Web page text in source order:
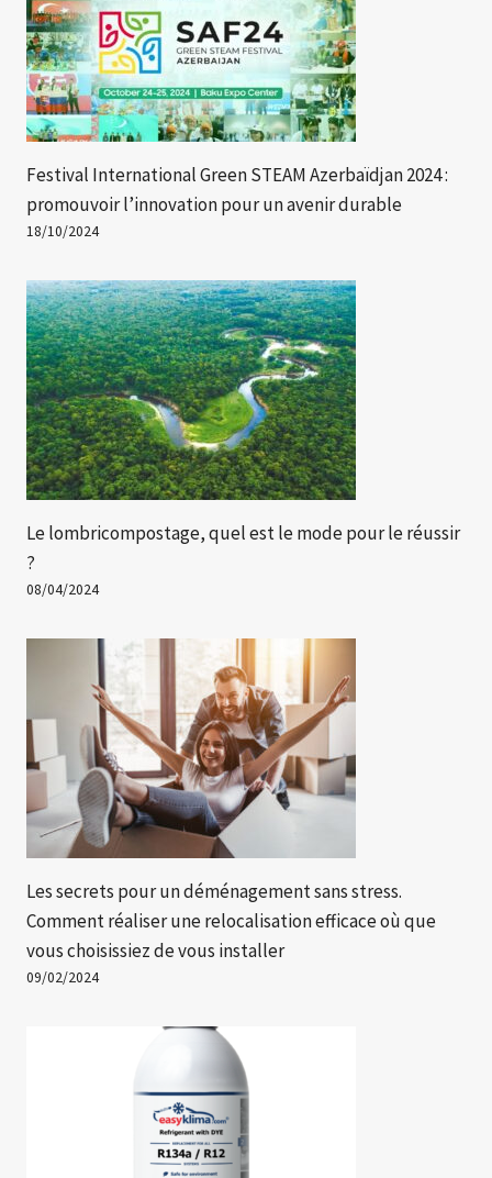
Festival International Green STEAM Azerbaïdjan 2024 :
promouvoir l’innovation pour un avenir durable
18/10/2024
Le lombricompostage, quel est le mode pour le réussir
?
08/04/2024
Les secrets pour un déménagement sans stress.
Comment réaliser une relocalisation efficace où que
vous choisissiez de vous installer
09/02/2024